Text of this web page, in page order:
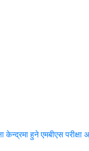
केन्द्रमा हुने एमबीएस